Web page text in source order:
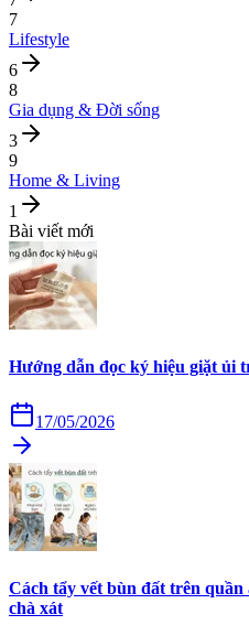
7
Lifestyle
6
8
Gia dụng & Đời sống
3
9
Home & Living
1
Bài viết mới
Hướng dẫn đọc ký hiệu giặt ủi
17/05/2026
Cách tẩy vết bùn đất trên
chà xát